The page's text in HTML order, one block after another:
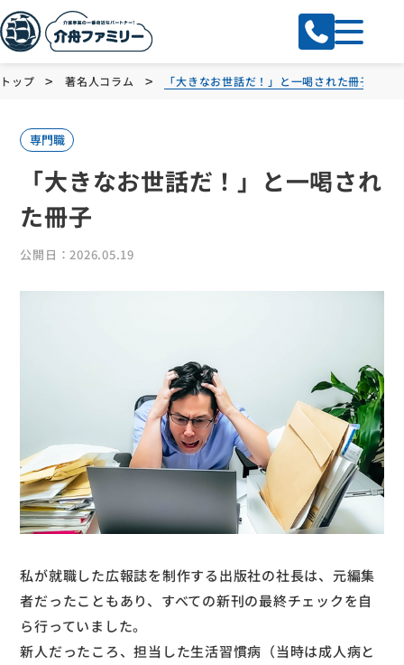
トップ > 著名人コラム > 「大きなお世話だ！」と一喝された冊子
専門職
「大きなお世話だ！」と一喝され
た冊子
公開日：2026.05.19
私が就職した広報誌を制作する出版社の社長は、元編集
者だったこともあり、すべての新刊の最終チェックを自
ら行っていました。
新人だったころ、担当した生活習慣病（当時は成人病と